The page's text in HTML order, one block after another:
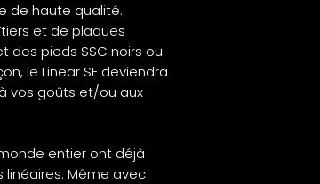
de haute qualité.
et de plaques
des pieds SSC noirs ou
le Linear SE deviendra
vos goûts et/ou aux
entier ont déjà
Même avec